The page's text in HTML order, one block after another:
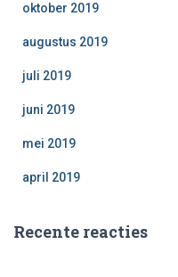
oktober 2019
augustus 2019
juli 2019
juni 2019
mei 2019
april 2019
Recente reacties